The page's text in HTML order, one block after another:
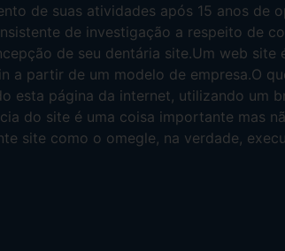
de suas atividades após 15 anos
de investigação a respeito de
de seu dentária site.Um web site
a partir de um modelo de empresa.O
esta página da internet, utilizando um
do site é uma coisa importante mas
site como o omegle, na verdade,